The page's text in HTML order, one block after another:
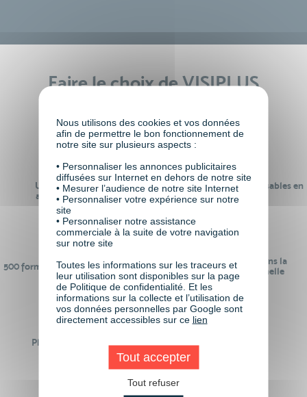
Faire le choix de VISIPLUS
Un réseau de 22 000
anciens participants
100% des formations réalisables en
digital learning
500 formations pour se préparer au
monde de demain
24 ans d'expérience dans la
formation professionnelle
Plus de 50 formations
Des intervenants
Nous utilisons des cookies et vos données
afin de permettre le bon fonctionnement de
notre site sur plusieurs aspects :
• Personnaliser les annonces publicitaires
diffusées sur Internet en dehors de notre site
• Mesurer l’audience de notre site Internet
• Personnaliser votre expérience sur notre
site
• Personnaliser notre assistance
commerciale à la suite de votre navigation
sur notre site
Toutes les informations sur les traceurs et
leur utilisation sont disponibles sur la page
de Politique de confidentialité. Et les
informations sur la collecte et l’utilisation de
vos données personnelles par Google sont
directement accessibles sur ce lien
Tout accepter
Tout refuser